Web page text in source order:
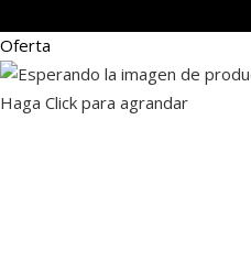
Oferta
Haga Click para agrandar